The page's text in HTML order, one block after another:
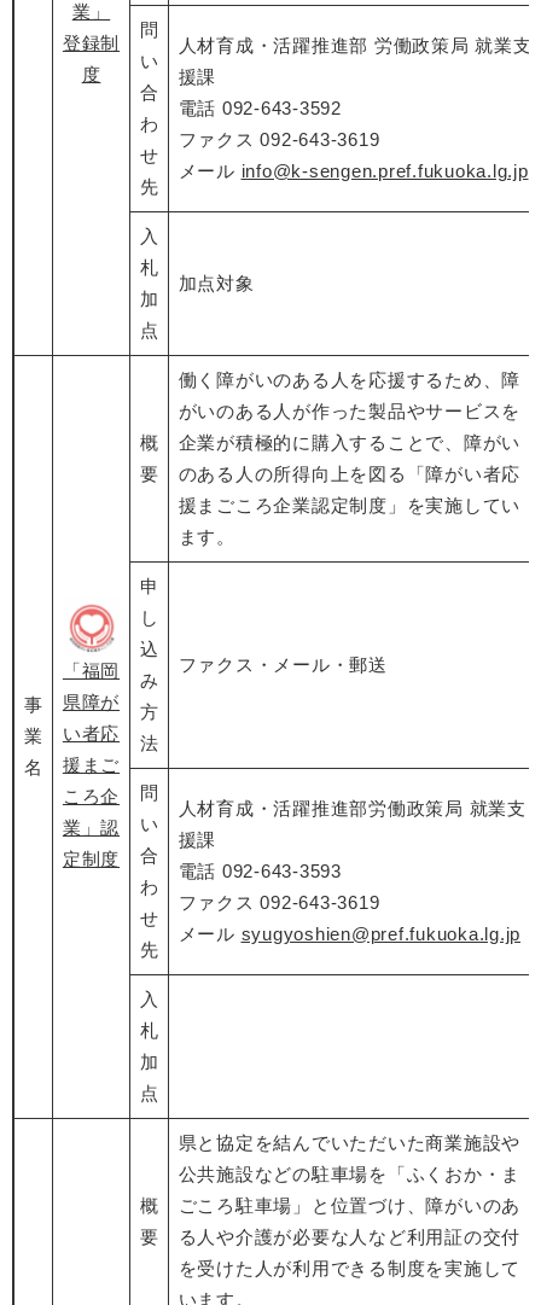
業」
登録制
度
問
い
合
わ
せ
先
人材育成・活躍推進部 労働政策局 就業支
援課
電話 092-643-3592
ファクス 092-643-3619
メール info@k-sengen.pref.fukuoka.lg.jp
入
札
加
点
加点対象
事
業
名
「福岡
県障が
い者応
援まご
ころ企
業」認
定制度
概
要
働く障がいのある人を応援するため、障
がいのある人が作った製品やサービスを
企業が積極的に購入することで、障がい
のある人の所得向上を図る「障がい者応
援まごころ企業認定制度」を実施してい
ます。
申
し
込
み
方
法
ファクス・メール・郵送
問
い
合
わ
せ
先
人材育成・活躍推進部労働政策局 就業支
援課
電話 092-643-3593
ファクス 092-643-3619
メール syugyoshien@pref.fukuoka.lg.jp
入
札
加
点
概
要
県と協定を結んでいただいた商業施設や
公共施設などの駐車場を「ふくおか・ま
ごころ駐車場」と位置づけ、障がいのあ
る人や介護が必要な人など利用証の交付
を受けた人が利用できる制度を実施して
います。